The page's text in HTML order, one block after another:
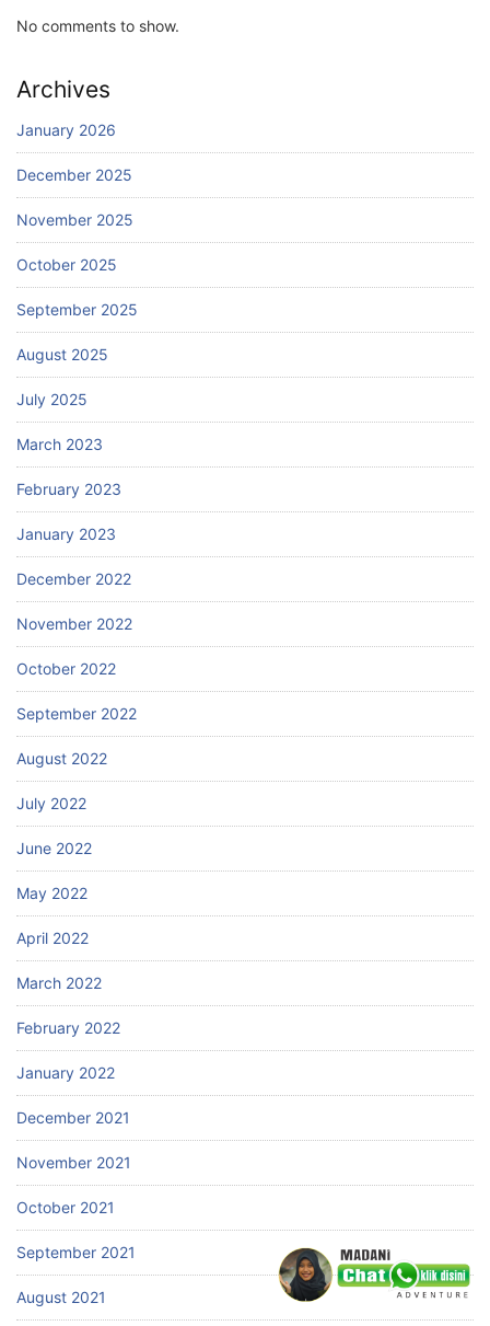
No comments to show.
Archives
January 2026
December 2025
November 2025
October 2025
September 2025
August 2025
July 2025
March 2023
February 2023
January 2023
December 2022
November 2022
October 2022
September 2022
August 2022
July 2022
June 2022
May 2022
April 2022
March 2022
February 2022
January 2022
December 2021
November 2021
October 2021
September 2021
August 2021